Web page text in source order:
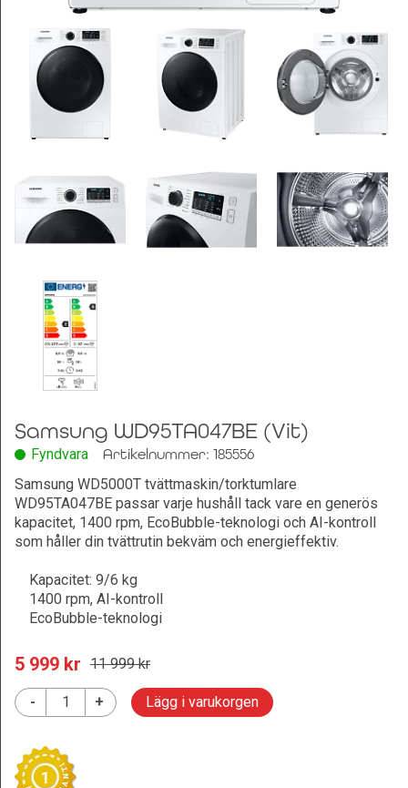
Leksaker och Hobby
Samsung WD95TA047BE (Vit)
Fyndvara
Artikelnummer: 185556
Samsung WD5000T tvättmaskin/torktumlare
WD95TA047BE passar varje hushåll tack vare en generös
kapacitet, 1400 rpm, EcoBubble-teknologi och AI-kontroll
som håller din tvättrutin bekväm och energieffektiv.
Kapacitet: 9/6 kg
1400 rpm, AI-kontroll
EcoBubble-teknologi
5 999 kr 11 999 kr
- + Lägg i varukorgen
1